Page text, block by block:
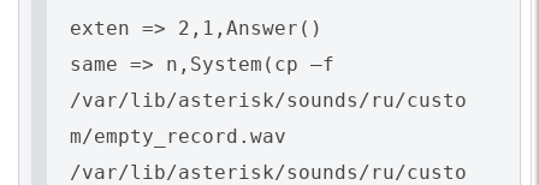
exten => 2,1,Answer()
same => n,System(cp –f
/var/lib/asterisk/sounds/ru/custo
m/empty_record.wav
/var/lib/asterisk/sounds/ru/custo